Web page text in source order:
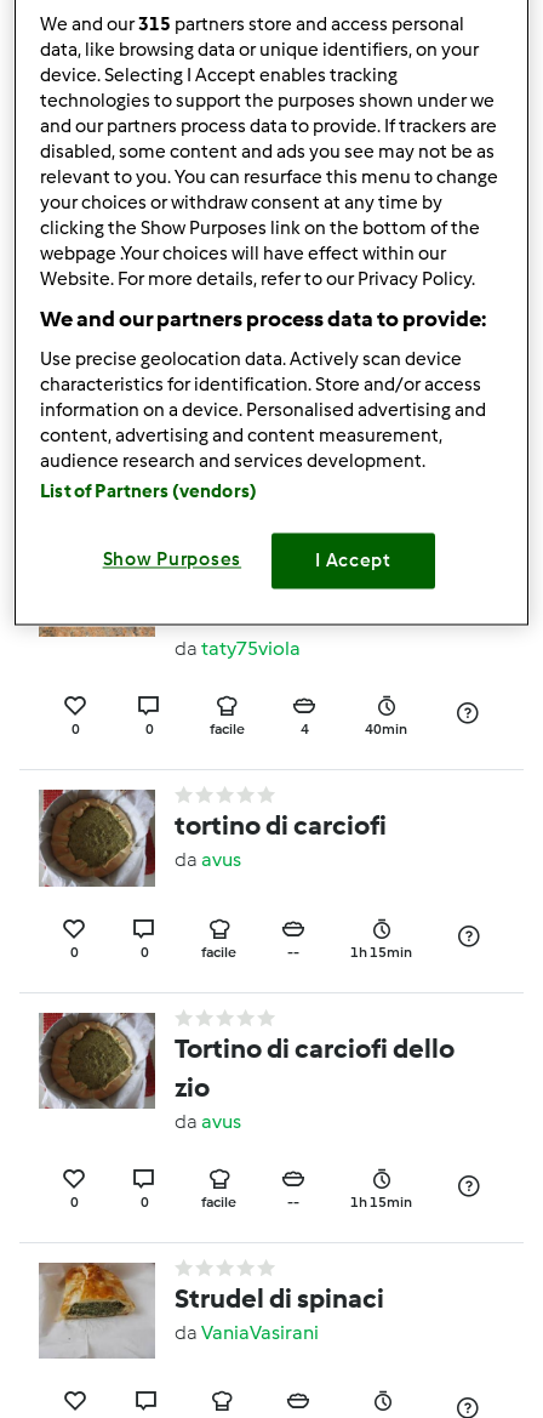
Rose del deserto senza
burro e uova
dafrancescabcice
0 0 facile -- 30min
Torta di mele, uvetta e
cannella dello zio
daavus
Marmellata di Arance e
da taty75viola
0 0 facile 4 40min
tortino di carciofi
da avus
0 0 facile -- 1h 15min
Tortino di carciofi dello
zio
da avus
0 0 facile -- 1h 15min
Strudel di spinaci
da VaniaVasirani
We and our315 partners store and access personal
data, like browsing data or unique identifiers, on your
device. Selecting I Accept enables tracking
technologies to support the purposes shown under we
and our partners process data to provide. If trackers are
disabled, some content and ads you see may not be as
relevant to you. You can resurface this menu to change
your choices or withdraw consent at any time by
clicking the Show Purposes link on the bottom of the
webpage .Your choices will have effect within our
Website. For more details, refer to our Privacy Policy.
We and our partners process data to provide:
Use precise geolocation data. Actively scan device
characteristics for identification. Store and/or access
information on a device. Personalised advertising and
content, advertising and content measurement,
audience research and services development.
List of Partners (vendors)
Show Purposes I Accept